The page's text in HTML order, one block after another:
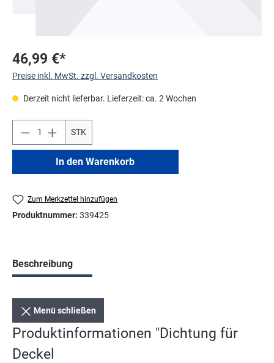
46,99 €*
Preise inkl. MwSt. zzgl. Versandkosten
Derzeit nicht lieferbar. Lieferzeit: ca. 2 Wochen
STK
In den Warenkorb
Zum Merkzettel hinzufügen
Produktnummer: 339425
Beschreibung
Menü schließen
Produktinformationen "Dichtung für
Deckel